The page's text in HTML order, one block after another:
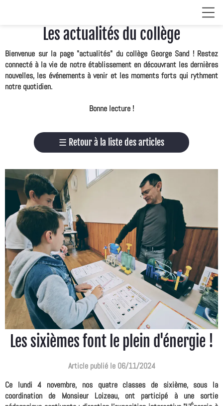
Les actualités du collège
Bienvenue sur la page "actualités" du collège George Sand ! Restez
connecté à la vie de notre établissement en découvrant les dernières
nouvelles, les événements à venir et les moments forts qui rythment
notre quotidien.
Bonne lecture !
☰ Retour à la liste des articles
Les sixièmes font le plein d'énergie !
Article publié le 06/11/2024
Ce lundi 4 novembre, nos quatre classes de sixième, sous la
coordination de Monsieur Loizeau, ont participé à une sortie